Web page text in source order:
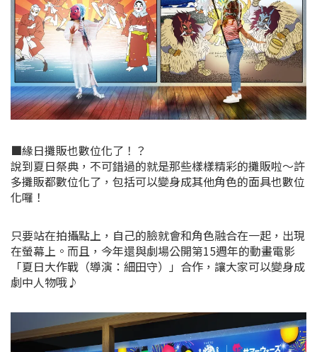
■緣日攤販也數位化了！？
說到夏日祭典，不可錯過的就是那些樣樣精彩的攤販啦～許
多攤販都數位化了，包括可以變身成其他角色的面具也數位
化囉！
只要站在拍攝點上，自己的臉就會和角色融合在一起，出現
在螢幕上。而且，今年還與劇場公開第15週年的動畫電影
「夏日大作戰（導演：細田守）」合作，讓大家可以變身成
劇中人物哦♪